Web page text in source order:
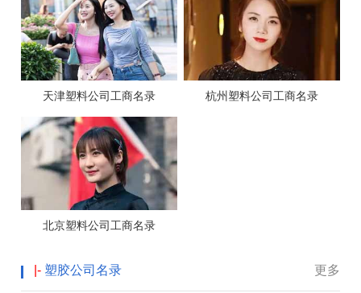
天津塑料公司工商名录 杭州塑料公司工商名录
北京塑料公司工商名录
更多
|- 塑胶公司名录